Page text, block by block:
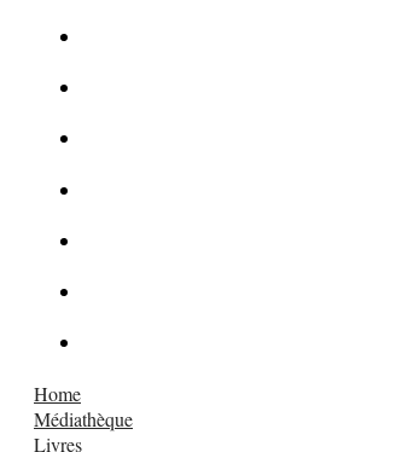
Home
Médiathèque
Livres